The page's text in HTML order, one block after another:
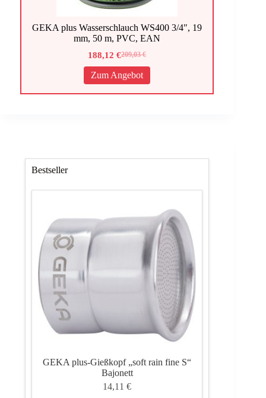
GEKA plus Wasserschlauch WS400 3/4″, 19
mm, 50 m, PVC, EAN
209,03€
Ursprünglicher
Preis
war:
209,03 €
188,12€
Aktueller
Preis
ist:
188,12 €.
Zum Angebot
Bestseller
GEKA plus-Gießkopf „soft rain fine S“
Bajonett
14,11€